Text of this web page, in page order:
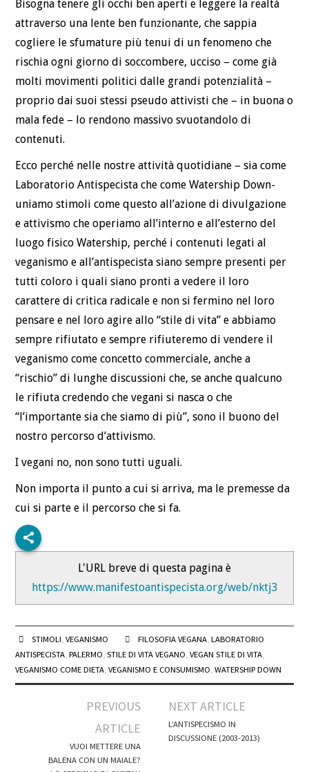
Bisogna tenere gli occhi ben aperti e leggere la realtà
attraverso una lente ben funzionante, che sappia
cogliere le sfumature più tenui di un fenomeno che
rischia ogni giorno di soccombere, ucciso – come già
molti movimenti politici dalle grandi potenzialità –
proprio dai suoi stessi pseudo attivisti che – in buona o
mala fede – lo rendono massivo svuotandolo di
contenuti.
Ecco perché nelle nostre attività quotidiane – sia come
Laboratorio Antispecista che come Watership Down-
uniamo stimoli come questo all’azione di divulgazione
e attivismo che operiamo all’interno e all’esterno del
luogo fisico Watership, perché i contenuti legati al
veganismo e all’antispecista siano sempre presenti per
tutti coloro i quali siano pronti a vedere il loro
carattere di critica radicale e non si fermino nel loro
pensare e nel loro agire allo “stile di vita” e abbiamo
sempre rifiutato e sempre rifiuteremo di vendere il
veganismo come concetto commerciale, anche a
“rischio” di lunghe discussioni che, se anche qualcuno
le rifiuta credendo che vegani si nasca o che
“l’importante sia che siamo di più”, sono il buono del
nostro percorso d’attivismo.
I vegani no, non sono tutti uguali.
Non importa il punto a cui si arriva, ma le premesse da
cui si parte e il percorso che si fa.
L'URL breve di questa pagina è
https://www.manifestoantispecista.org/web/nktj3
STIMOLI VEGANISMO FILOSOFIA VEGANA, LABORATORIO
ANTISPECISTA ,PALERMO ,STILE DI VITA VEGANO ,VEGAN STILE DI VITA
VEGANISMO COME DIETA ,VEGANISMO E CONSUMISMO ,WATERSHIP DOWN
PREVIOUS
ARTICLE
VUOI METTERE UNA
BALENA CON UN MAIALE?
NEXT ARTICLE
L’ANTISPECISMO IN
DISCUSSIONE (2003-2013)